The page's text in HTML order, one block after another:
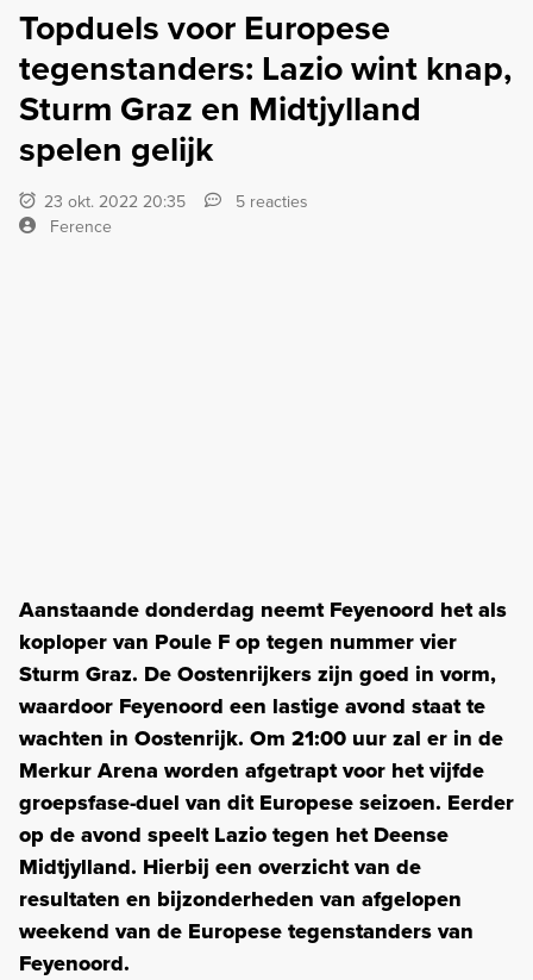
Topduels voor Europese
tegenstanders: Lazio wint knap,
Sturm Graz en Midtjylland
spelen gelijk
23 okt. 2022 20:35
5 reacties
Ference
Aanstaande donderdag neemt Feyenoord het als
koploper van Poule F op tegen nummer vier
Sturm Graz. De Oostenrijkers zijn goed in vorm,
waardoor Feyenoord een lastige avond staat te
wachten in Oostenrijk. Om 21:00 uur zal er in de
Merkur Arena worden afgetrapt voor het vijfde
groepsfase-duel van dit Europese seizoen. Eerder
op de avond speelt Lazio tegen het Deense
Midtjylland. Hierbij een overzicht van de
resultaten en bijzonderheden van afgelopen
weekend van de Europese tegenstanders van
Feyenoord.